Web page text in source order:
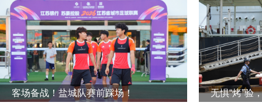
客场备战！盐城队赛前踩场！ 无惧“烤”验